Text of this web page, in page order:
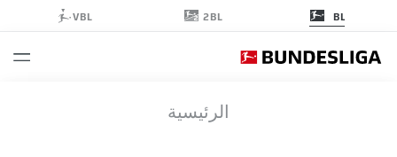
BL
2BL
VBL
الرئيسية